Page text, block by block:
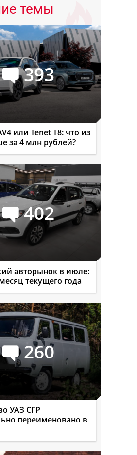
темы
393
или Tenet T8: что из
за 4 млн рублей?
402
авторынок в июле:
текущего года
260
УАЗ СГР
переименовано в